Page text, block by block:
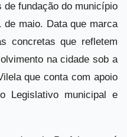
de fundação do município
de maio. Data que marca
concretas que refletem
na cidade sob a
que conta com apoio
Legislativo municipal e